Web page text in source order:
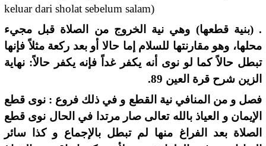
keluar dari sholat sebelum salam)
. (بنية قطعها) وهي نية الخروج من الصلاة قبل مجيء
محلها، وهو مقارنتها للسلام إما حالا أو بعد ركعة مثلاً فإنها
تبطل حالاً كما لو نوى أنه يكفر غداً فإنه يكفر حالاً: نهاية
الزين شرح قرة العين 89.
فصل و من المنافي نية القطع و في ذلك فروع : نوى قطع
الإيمان و العياذ بالله تعالى صار مرتدا في الحال نوى قطع
الصلاة بعد الفراغ منها لم تبطل بالإجماع و كذا سائر